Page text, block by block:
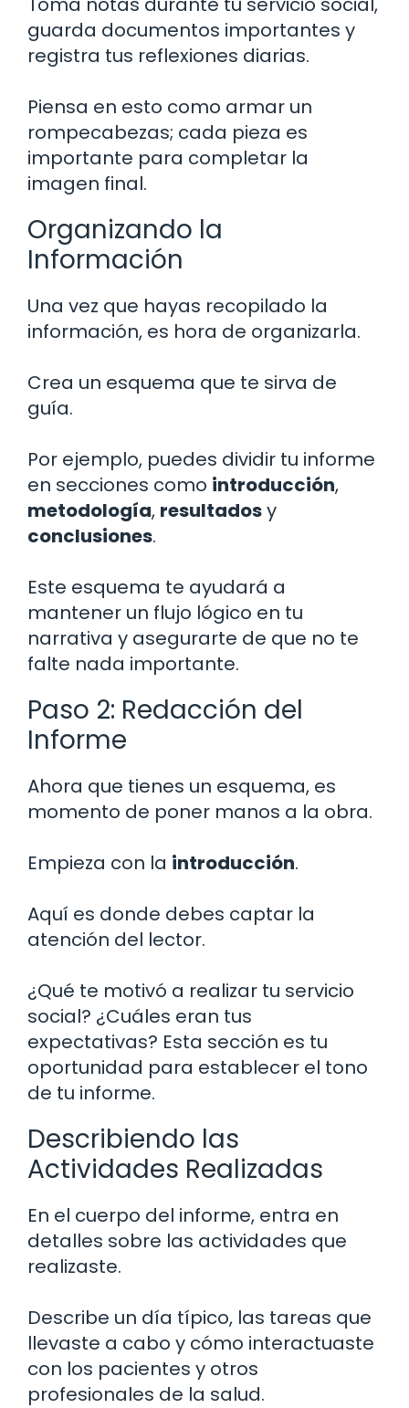
guarda documentos importantes y
registra tus reflexiones diarias.
Piensa en esto como armar un
rompecabezas; cada pieza es
importante para completar la
imagen final.
Organizando la
Información
Una vez que hayas recopilado la
información, es hora de organizarla.
Crea un esquema que te sirva de
guía.
Por ejemplo, puedes dividir tu informe
en secciones como introducción,
metodología, resultadosy
conclusiones.
Este esquema te ayudará a
mantener un flujo lógico en tu
narrativa y asegurarte de que no te
falte nada importante.
Paso 2: Redacción del
Informe
Ahora que tienes un esquema, es
momento de poner manos a la obra.
Empieza con la introducción.
Aquí es donde debes captar la
atención del lector.
¿Qué te motivó a realizar tu servicio
social? ¿Cuáles eran tus
expectativas? Esta sección es tu
oportunidad para establecer el tono
de tu informe.
Describiendo las
Actividades Realizadas
En el cuerpo del informe, entra en
detalles sobre las actividades que
realizaste.
Describe un día típico, las tareas que
llevaste a cabo y cómo interactuaste
con los pacientes y otros
profesionales de la salud.